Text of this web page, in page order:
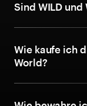
Sind WILD
Wie kaufe ich
World?